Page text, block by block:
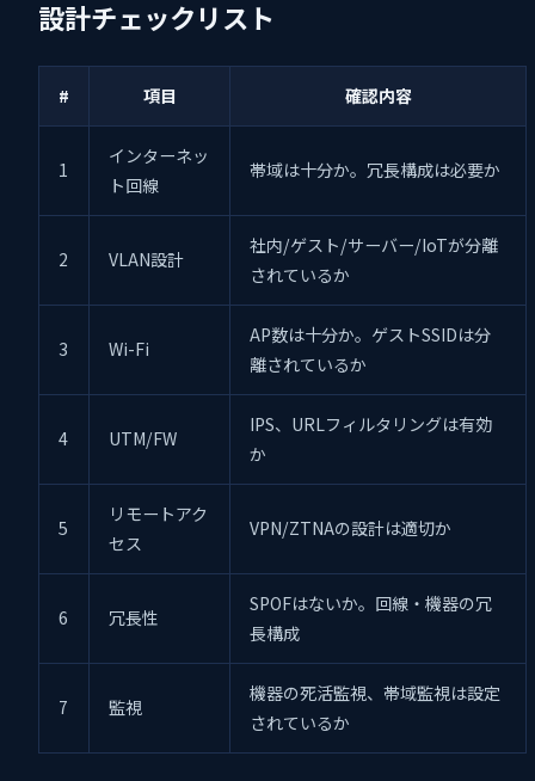
設計チェックリスト
# 項目 確認内容
1
インターネッ
ト回線
帯域は十分か。冗長構成は必要か
2 VLAN設計
社内/ゲスト/サーバー/IoTが分離
されているか
3 Wi-Fi
AP数は十分か。ゲストSSIDは分
離されているか
4 UTM/FW
IPS、URLフィルタリングは有効
か
5
リモートアク
セス
VPN/ZTNAの設計は適切か
6 冗長性
SPOFはないか。回線・機器の冗
長構成
7 監視
機器の死活監視、帯域監視は設定
されているか